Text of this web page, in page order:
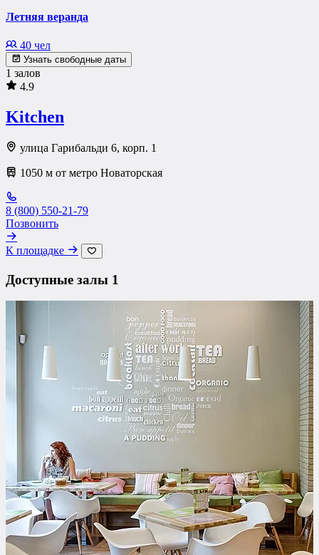
Летняя веранда
40 чел
Узнать свободные даты
1 залов
4.9
Kitchen
улица Гарибальди 6, корп. 1
1050 м от метро Новаторская
8 (800) 550-21-79
Позвонить
К площадке
Доступные залы 1